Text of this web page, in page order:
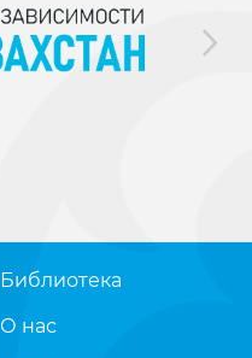
Библиотека
О нас